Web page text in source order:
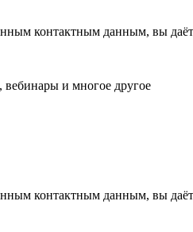
контактным данным, вы
и многое другое
контактным данным, вы